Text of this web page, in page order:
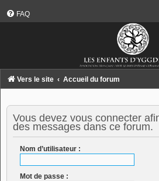
FAQ
Vers le site Accueil du forum
Vous devez vous connecter
des messages dans ce forum.
Nom d’utilisateur :
Mot de passe :